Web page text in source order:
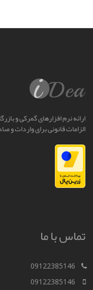
ارائه نرم افزارهای گمرکی و
الزامات قانونی برای واردات و
تماس با ما
09122385146
09122385146